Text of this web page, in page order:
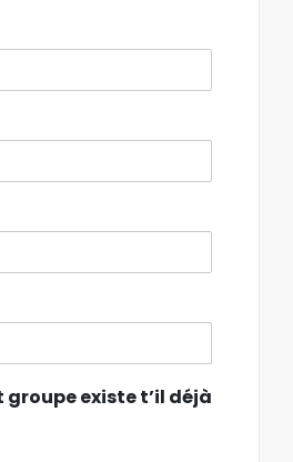
existe t’il déjà